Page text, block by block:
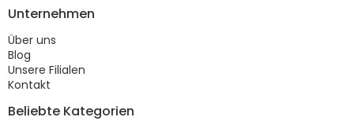
Unternehmen
Über uns
Blog
Unsere Filialen
Kontakt
Beliebte Kategorien